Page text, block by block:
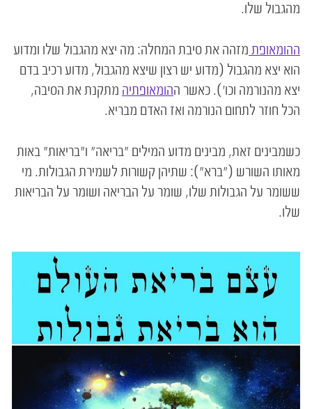
מהגבול שלו.
ההומאופת מזהה את סיבת המחלה: מה יצא מהגבול שלו ומדוע
הוא יצא מהגבול (מדוע יש רצון שיצא ‏מהגבול, מדוע רכיב בדם
יצא מהנורמה וכו'). כאשר ההומאופתיה מתקנת את הסיבה,
הכל חוזר לתחום הנורמה ואז ‏האדם מבריא.‏
כשמבינים זאת, מבינים מדוע המילים "בריאה" ו"בריאות" באות
מאותו השורש ("ברא"): שתיהן קשורות לשמירת ‏הגבולות. מי
ששומר על הגבולות שלו, שומר על הבריאה ושומר על הבריאות
שלו.‏